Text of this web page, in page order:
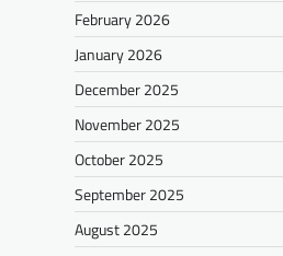
February 2026
January 2026
December 2025
November 2025
October 2025
September 2025
August 2025